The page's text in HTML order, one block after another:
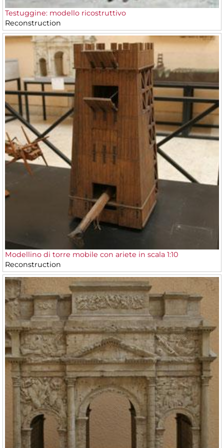
Testuggine: modello ricostruttivo
Reconstruction
Modellino di torre mobile con ariete in scala 1:10
Reconstruction